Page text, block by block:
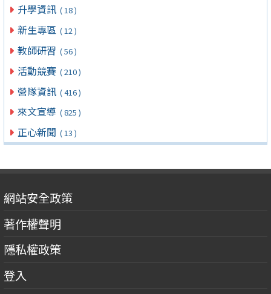
升學資訊 ( 18 )
新生專區 ( 12 )
教師研習 ( 56 )
活動競賽 ( 210 )
營隊資訊 ( 416 )
來文宣導 ( 825 )
正心新聞 ( 13 )
網站安全政策
著作權聲明
隱私權政策
登入